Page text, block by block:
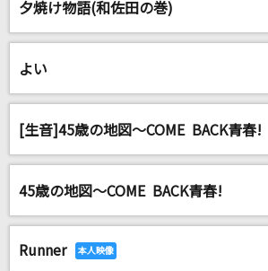
夕焼け物語(和佐田の巻)
よい
[生音]45歳の地図～COME BACK青春!
45歳の地図～COME BACK青春!
Runner